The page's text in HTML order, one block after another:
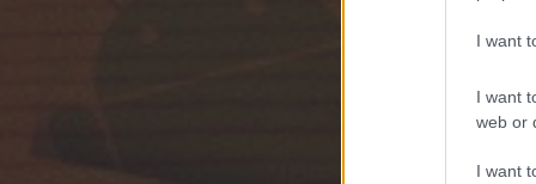
I want
I want
web or
I want